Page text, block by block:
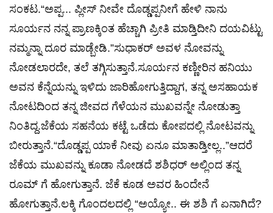
ಸಂಕಟ.“ಅಪ್ಪ... ಪ್ಲೀಸ್ ನೀವೇ ದೊಡ್ಡಪ್ಪನೀಗೆ ಹೇಳಿ ನಾನು
ಸೂರ್ಯನ ನನ್ನ ಪ್ರಾಣಕ್ಕಿಂತ ಹೆಚ್ಚಾಗಿ ಪ್ರೀತಿ ಮಾಡ್ತಿದೀನಿ ದಯವಿಟ್ಟು
ನಮ್ಮನ್ನಾ ದೂರ ಮಾಡ್ಬೇಡಿ.”ಸುಧಾಕರ್ ಅವಳ ನೋವನ್ನು
ನೋಡಲಾರದೇ, ತಲೆ ತಗ್ಗಿಸುತ್ತಾನೆ.ಸೂರ್ಯನ ಕಣ್ಣೀರಿನ ಹನಿಯು
ಅವನ ಕೆನ್ನೆಯನ್ನು ಇಳಿದು ಜಾರಿಹೋಗುತ್ತಿದ್ದಾಗ, ತನ್ನ ಅಸಹಾಯಕ
ನೋಟದಿಂದ ತನ್ನ ಜೀವದ ಗೆಳೆಯನ ಮುಖವನ್ನೇ ನೋಡುತ್ತಾ
ನಿಂತಿದ್ದ.ಜೆಕೆಯ ಸಹನೆಯ ಕಟ್ಟೆ ಒಡೆದು ಕೋಪದಲ್ಲಿ ನೋಟವನ್ನು
ಬೀರುತ್ತಾನೆ.“ದೊಡ್ಡಪ್ಪ ಯಾಕೆ ನೀವು ಏನೂ ಮಾತಾಡ್ತೀಲ್ಲ..”ಆದರೆ
ಜೆಕೆಯ ಮುಖವನ್ನು ಕೂಡಾ ನೋಡದೆ ಶಶಿಧರ್ ಅಲ್ಲಿಂದ ತನ್ನ
ರೂಮ್ ಗೆ ಹೋಗುತ್ತಾನೆ. ಜೆಕೆ ಕೂಡ ಅವರ ಹಿಂದೇನೆ
ಹೋಗುತ್ತಾನೆ.ಲಕ್ಕಿ ಗೊಂದಲದಲ್ಲಿ “ಅಯ್ಯೋ.. ಈ ಶಶಿ ಗೆ ಏನಾಗಿದೆ?